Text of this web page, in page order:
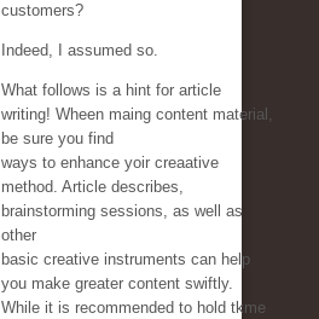
customers?
Indeed, I assumed so.
What follows is a hint for article
writing! Wheen maing content material,
be sure you find
ways to enhance yoir creaative
method. Article describes,
brainstorming sessions, as well as
other
basic creative instruments can help
you make greater content swiftly.
While it is recommended to hold tkme